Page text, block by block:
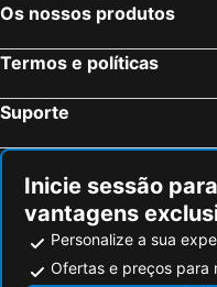
Os nossos produtos
Termos e políticas
Suporte
Inicie sessão
vantagens
Personalize a sua
Ofertas e preços para